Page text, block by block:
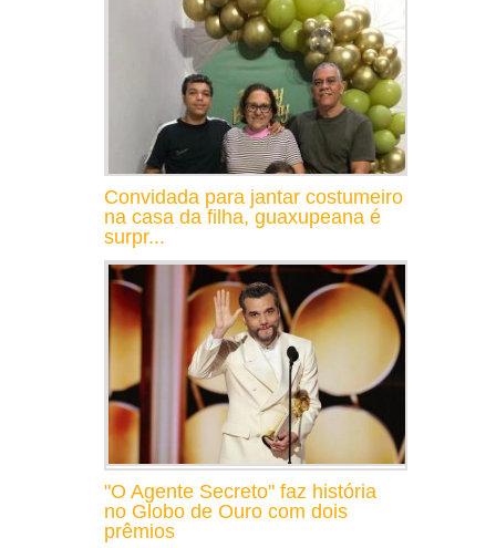
Convidada para jantar costumeiro
na casa da filha, guaxupeana é
surpr...
"O Agente Secreto" faz história
no Globo de Ouro com dois
prêmios